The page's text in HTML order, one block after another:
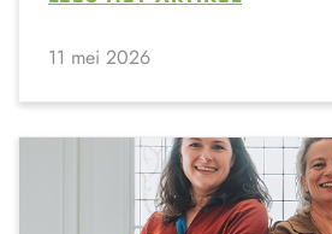
11 mei 2026